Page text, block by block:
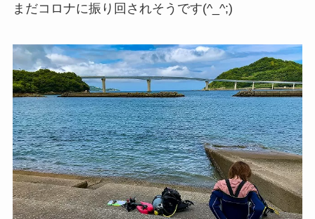
まだコロナに振り回されそうです(^_^;)